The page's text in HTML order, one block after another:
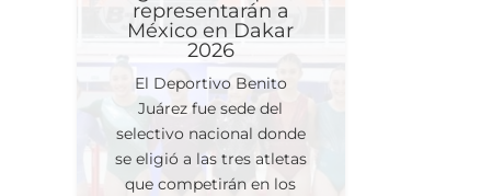
representarán a
México en Dakar
2026
El Deportivo Benito
Juárez fue sede del
selectivo nacional donde
se eligió a las tres atletas
que competirán en los